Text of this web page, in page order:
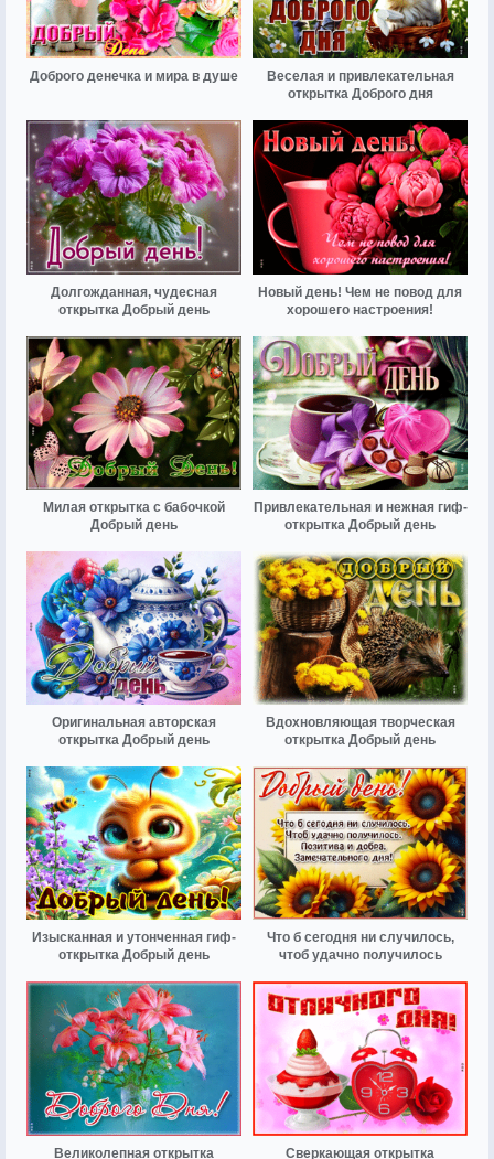
Доброго денечка и мира в душе
Веселая и привлекательная
открытка Доброго дня
Долгожданная, чудесная
открытка Добрый день
Новый день! Чем не повод для
хорошего настроения!
Милая открытка с бабочкой
Добрый день
Привлекательная и нежная гиф-
открытка Добрый день
Оригинальная авторская
открытка Добрый день
Вдохновляющая творческая
открытка Добрый день
Изысканная и утонченная гиф-
открытка Добрый день
Что б сегодня ни случилось,
чтоб удачно получилось
Великолепная открытка Сверкающая открытка